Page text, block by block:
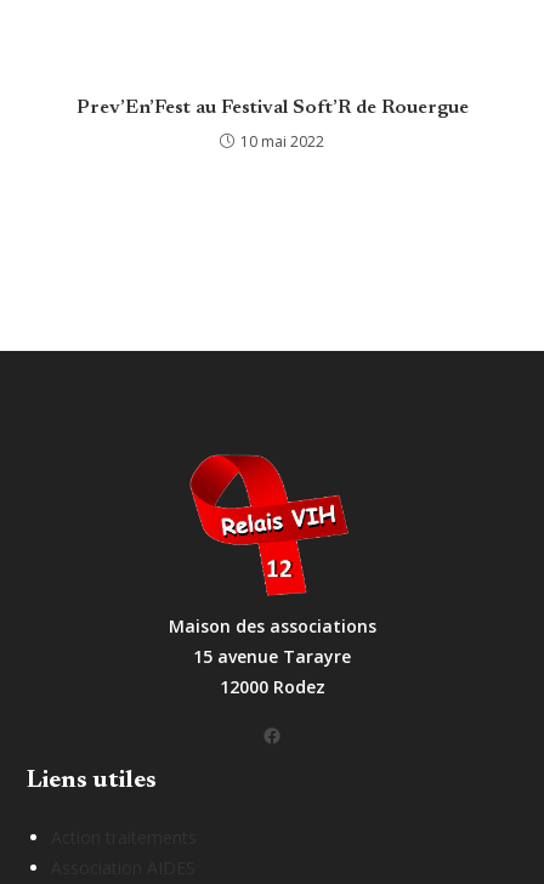
Prev’En’Fest au Festival Soft’R de Rouergue
10 mai 2022
Maison des associations
15 avenue Tarayre
12000 Rodez
Facebook
Liens utiles